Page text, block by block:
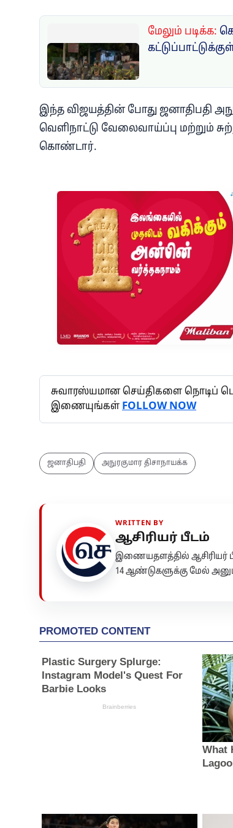
மேலும் படிக்க:
இந்த விஜயத்தின் போது ஜனாதிபதி
வெளிநாட்டு வேலைவாய்ப்பு மற்றும்
கொண்டார்.
சுவாரஸ்யமான செய்திகளை நொடிப்
இணையுங்கள் FOLLOW NOW
ஜனாதிபதி அநுரகுமார திசாநாயக்க
WRITTEN BY
ஆசிரியர் பீடம்
இணையதளத்தில் ஆசிரியர்
14 ஆண்டுகளுக்கு மேல்